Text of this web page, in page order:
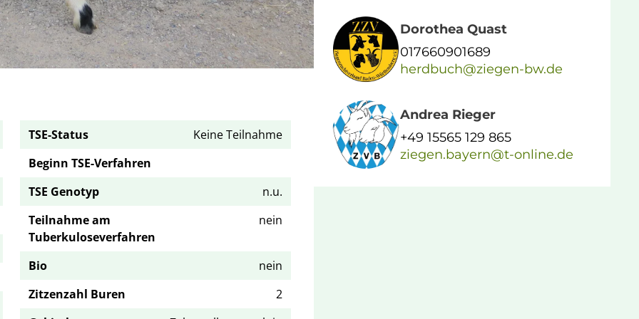
TSE-Status
Keine Teilnahme
Beginn TSE-Verfahren
TSE Genotyp
n.u.
Teilnahme am
Tuberkuloseverfahren
nein
Bio
nein
Zitzenzahl Buren
2
Dorothea Quast
017660901689
herdbuch@ziegen-bw.de
Andrea Rieger
+49 15565 129 865
ziegen.bayern@t-online.de